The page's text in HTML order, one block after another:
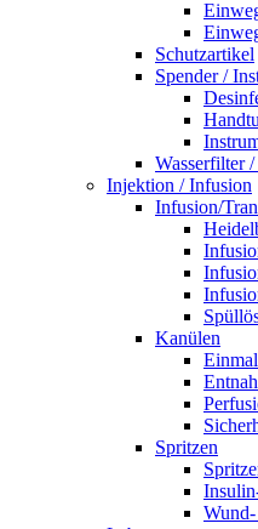
Schutzartikel
Spender /
Wasserfilter
Injektion / Infusion
Infusion/
Kanülen
Spritzen